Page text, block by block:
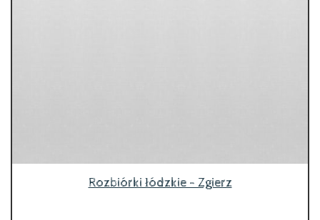
Rozbiórki łódzkie - Zgierz